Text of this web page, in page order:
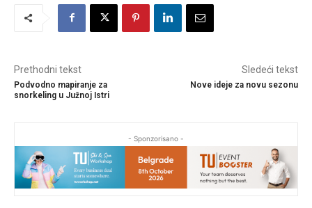
Prethodni tekst
Podvodno mapiranje za
snorkeling u Južnoj Istri
Sledeći tekst
Nove ideje za novu sezonu
- Sponzorisano -